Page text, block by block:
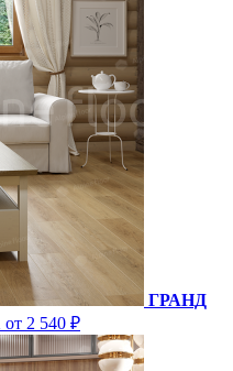
ГРАНД
от 2 540 ₽